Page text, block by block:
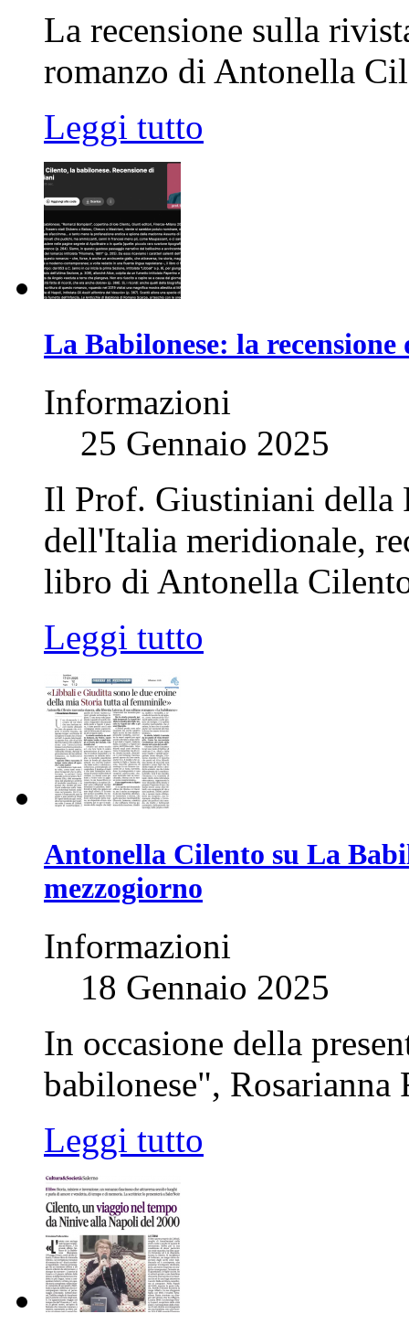
La recensione sulla
romanzo di Antonella
Leggi tutto
La Babilonese: la
Informazioni
25 Gennaio 2025
Il Prof. Giustiniani della
dell'Italia meridionale,
libro di Antonella
Leggi tutto
Antonella Cilento su La
mezzogiorno
Informazioni
18 Gennaio 2025
In occasione della
babilonese",
Leggi tutto